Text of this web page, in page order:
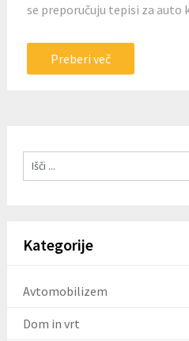
se preporučuju tepisi za auto
Preberi več
Kategorije
Avtomobilizem
Dom in vrt